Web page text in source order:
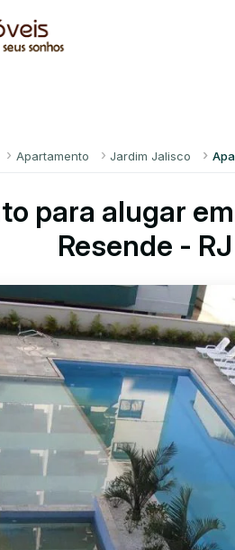
Apartamento Jardim Jalisco
para alugar
Resende - RJ